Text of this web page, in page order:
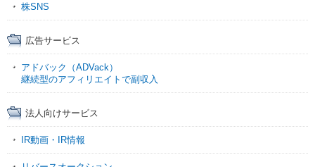
株SNS
広告サービス
アドバック（ADVack）
継続型のアフィリエイトで副収入
法人向けサービス
IR動画・IR情報